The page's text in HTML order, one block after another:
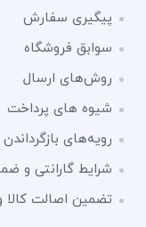
پیگیری سفارش
سوابق فروشگاه
روش‌های ارسال
شیوه های پرداخت
رویه‌های بازگرداندن
شرایط گارانتی و
تضمین اصالت کالا